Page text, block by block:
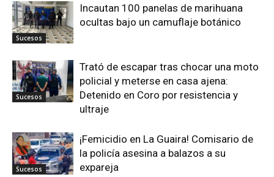
Sucesos
Incautan 100 panelas de marihuana
ocultas bajo un camuflaje botánico
Sucesos
Trató de escapar tras chocar una moto
policial y meterse en casa ajena:
Detenido en Coro por resistencia y
ultraje
Sucesos
¡Femicidio en La Guaira! Comisario de
la policía asesina a balazos a su
expareja